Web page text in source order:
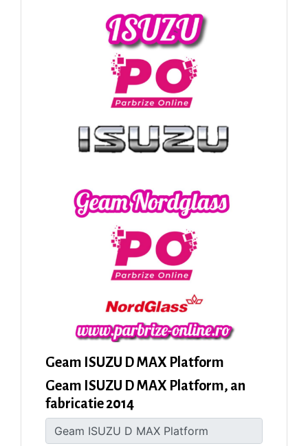
Geam ISUZU D MAX Platform
Geam ISUZU D MAX Platform, an
fabricatie 2014